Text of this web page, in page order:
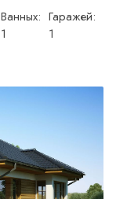
Ванных:
1
Гаражей:
1